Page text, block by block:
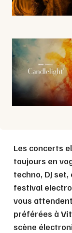
Choisir mes
Mon email
Les concerts
toujours en
techno, DJ
festival
vous
préférées à
scène